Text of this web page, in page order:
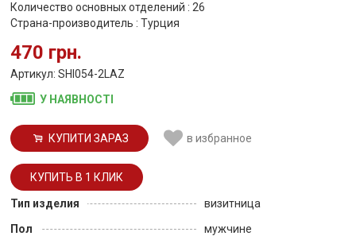
Количество основных отделений : 26
Страна-производитель : Турция
470 грн.
Артикул: SHI054-2LAZ
У НАЯВНОСТІ
КУПИТИ ЗАРАЗ в избранное
Тип изделия
визитница
Пол
мужчине